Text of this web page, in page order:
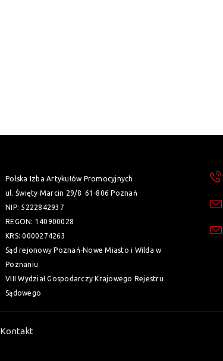
Polska Izba Artykułów Promocyjnych
ul. Święty Marcin 29/8 61-806 Poznań
NIP: 5222842937
REGON: 140900028
KRS: 0000274263
Sąd rejonowy Poznań-Nowe Miasto i Wilda w
Poznaniu
VIII Wydział Gospodarczy Krajowego Rejestru
Sądowego
Kontakt